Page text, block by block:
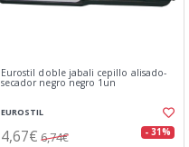
Eurostil doble jabali cepillo alisado-
secador negro negro 1un
EUROSTIL
4,67€ 6,74€ - 31%